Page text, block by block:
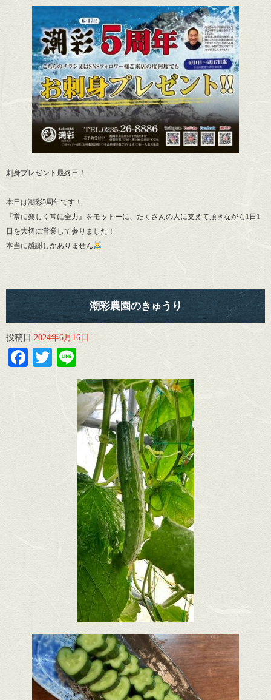
刺身プレゼント最終日！
本日は潮彩5周年です！
『常に楽しく常に全力』をモットーに、たくさんの人に支えて頂きながら1日1
日を大切に営業して参りました！
本当に感謝しかありません
潮彩農園のきゅうり
投稿日 2024年6月16日
Facebook
TwitterLine